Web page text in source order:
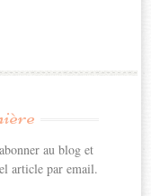
au blog et
article par email.